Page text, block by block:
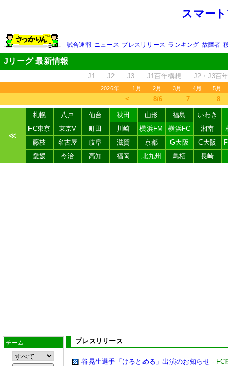
スマー
試合速報 ニュース プレスリリース ランキング 故障者
Jリーグ 最新情報
J1 J2 J3 J1百年構想 J2・J3百
2026年 1月 2月 3月 4月 5月
＜ 8/6 7 8
≪
札幌 八戸 仙台 秋田 山形 福島
いわき
FC東京
東京V 町田 川崎 横浜FM 横浜FC 湘南
藤枝
名古屋 岐阜 滋賀 京都 G大阪 C大阪
愛媛
今治 高知 福岡 北九州 鳥栖 長崎
チーム プレスリリース
谷晃生選手「けるとめる」出演のお知らせ - FC